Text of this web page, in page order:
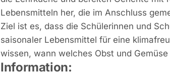
Lebensmitteln her, die im Anschluss
Ziel ist es, dass die Schülerinnen und
saisonaler Lebensmittel für eine
wissen, wann welches Obst und Gemüse
Information: